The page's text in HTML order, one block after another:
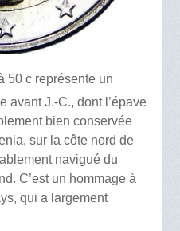
50 c représente un
avant J.-C., dont l’épave
bien conservée
sur la côte nord de
navigué du
C’est un hommage à
qui a largement